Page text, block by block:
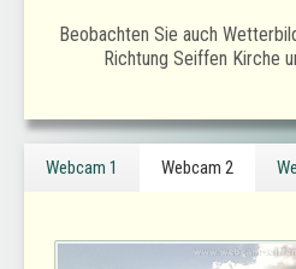
Beobachten Sie auch
Richtung Seiffen Kirche
Webcam 1 Webcam 2